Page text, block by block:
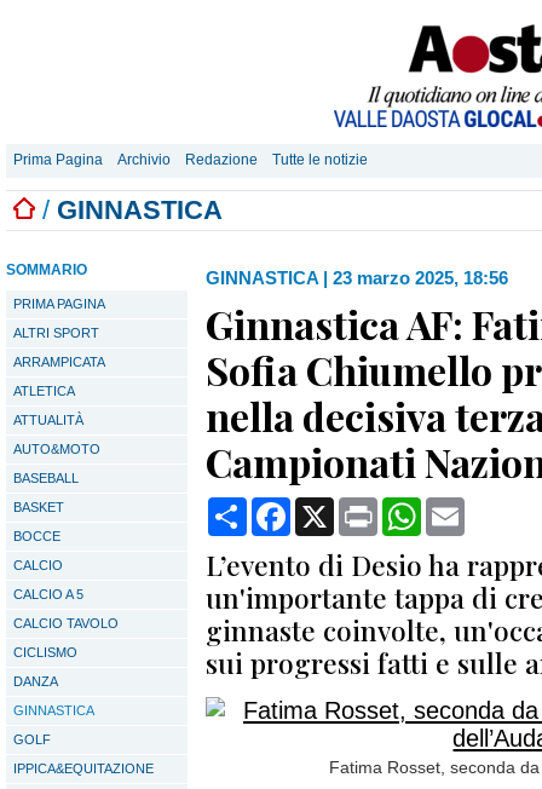
Prima Pagina Archivio Redazione Tutte le notizie
/ GINNASTICA
SOMMARIO
PRIMA PAGINA
ALTRI SPORT
ARRAMPICATA
ATLETICA
ATTUALITÀ
AUTO&MOTO
BASEBALL
BASKET
BOCCE
CALCIO
CALCIO A 5
CALCIO TAVOLO
CICLISMO
DANZA
GINNASTICA
GOLF
IPPICA&EQUITAZIONE
GINNASTICA | 23 marzo 2025, 18:56
Ginnastica AF:
Sofia Chiumello
nella decisiva
Campionati
CondividiFacebook
X Print WhatsApp
L’evento di Desio ha
un'importante tappa di
ginnaste coinvolte,
sui progressi fatti e sulle
Fatima Rosset, seconda